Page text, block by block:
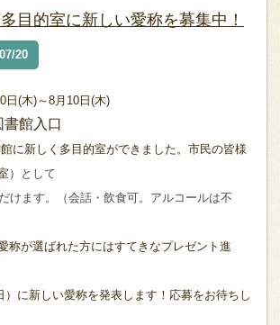
目的室に新しい愛称を募集中！
20
日(木)～8月10日(木)
館入口
に新しく多目的室ができました。市民の皆様
）
として
す。（会話・飲食可。アルコールは不
ばれた方にはすてきなプレゼント進
新しい愛称を発表します！応募をお待ちし